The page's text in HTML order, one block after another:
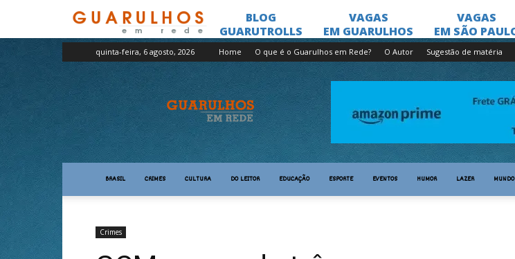
quinta-feira, 6 agosto, 2026 Home O que é o Guarulhos em Rede? O Autor Sugestão de matéria
Guarulhos
em
Rede
BRASIL CRIMES CULTURA DO LEITOR EDUCAÇÃO ESPORTE EVENTOS HUMOR LAZER MUNDO
Crimes